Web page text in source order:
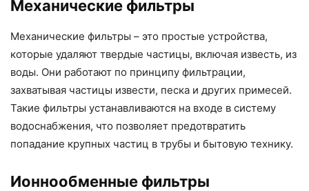
Механические фильтры
Механические фильтры – это простые устройства,
которые удаляют твердые частицы, включая известь, из
воды. Они работают по принципу фильтрации,
захватывая частицы извести, песка и других примесей.
Такие фильтры устанавливаются на входе в систему
водоснабжения, что позволяет предотвратить
попадание крупных частиц в трубы и бытовую технику.
Ионнообменные фильтры